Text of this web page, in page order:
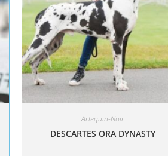
Arlequin-Noir
DESCARTES ORA DYNASTY